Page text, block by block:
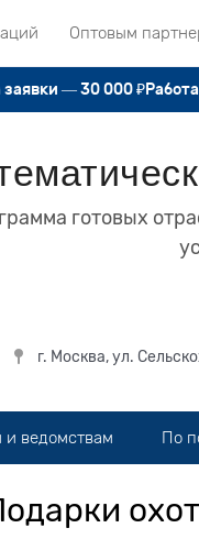
Оптовым
— 30 000 ₽
готовых
г. Москва, ул.
и ведомствам По